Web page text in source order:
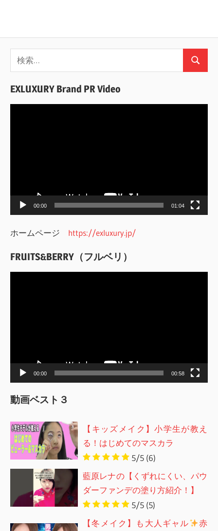
索:
検
EXLUXURY Brand PR Video
ー
00:00 01:04
ホームページ https://exluxury.jp/
FRUITS&BERRY（フルベリ）
ー
00:00 00:58
動画ベスト３
【キッズメイク】小学生が教え
る！はじめてのマスカラ
5/5 (6)
藍原レナの【くずれにくい、パウ
ダーファンデの塗り方紹介！】
5/5 (5)
【冬メイク】も大人ギャル
赤